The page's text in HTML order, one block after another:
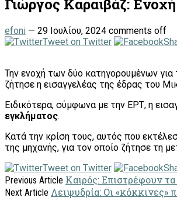
Γιώργος Καραϊβάζ:
efoni — 29 Ιουλίου, 2024 comments off
Tweet on Twitter
Την ενοχή των δύο κατηγορουμένων
ζήτησε η εισαγγελέας της έδρας του
Ειδικότερα, σύμφωνα με την ΕΡΤ, η
εγκλήματος.
Κατά την κρίση τους, αυτός που
της μηχανής, για τον οποίο ζήτησε τη
Tweet on Twitter
Previous Article Καιρός: Επιστρέφουν τα
Next Article Λειψυδρία: Οι «κόκκινες»